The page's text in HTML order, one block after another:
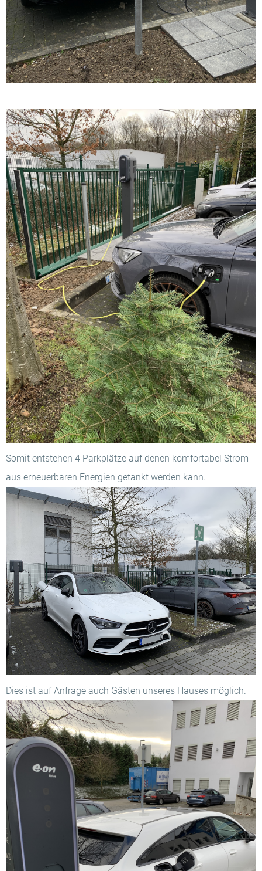
Somit entstehen 4 Parkplätze auf denen komfortabel Strom
aus erneuerbaren Energien getankt werden kann.
Dies ist auf Anfrage auch Gästen unseres Hauses möglich.